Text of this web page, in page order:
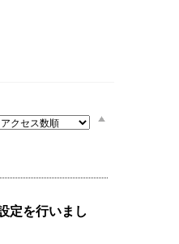
定を行いまし